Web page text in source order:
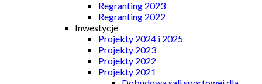
Regranting 2023
Regranting 2022
Inwestycje
Projekty 2024 i 2025
Projekty 2023
Projekty 2022
Projekty 2021